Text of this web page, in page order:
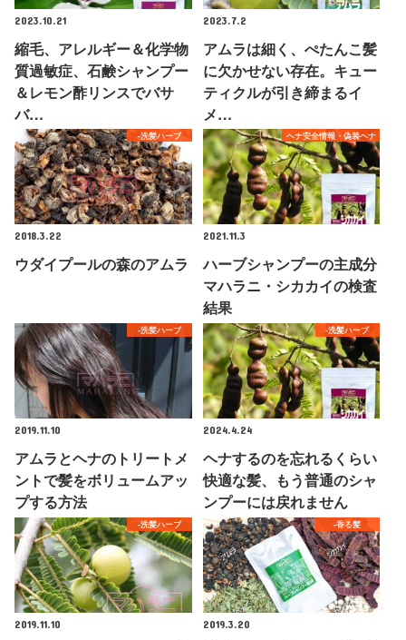
2023.10.21
縮毛、アレルギー＆化学物
質過敏症、石鹸シャンプー
＆レモン酢リンスでバサ
バ…
2023.7.2
アムラは細く、ぺたんこ髪
に欠かせない存在。キュー
ティクルが引き締まるイ
メ…
-洗髪ハーブ
2018.3.22
ウダイプールの森のアムラ
ヘナ安全情報・偽装ヘナ
2021.11.3
ハーブシャンプーの主成分
マハラニ・シカカイの検査
結果
-洗髪ハーブ
2019.11.10
アムラとヘナのトリートメ
ントで髪をボリュームアッ
プする方法
-洗髪ハーブ
2024.4.24
ヘナするのを忘れるくらい
快適な髪、もう普通のシャ
ンプーには戻れません
-洗髪ハーブ
2019.11.10
-香る髪
2019.3.20